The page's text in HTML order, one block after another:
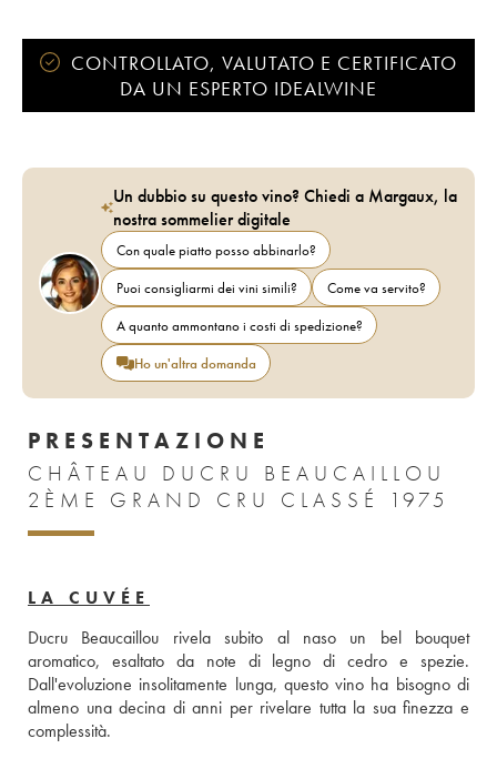
Proprietario: Famille Borie
CONTROLLATO, VALUTATO E CERTIFICATO
DA UN ESPERTO IDEALWINE
Un dubbio su questo vino? Chiedi a Margaux, la
nostra sommelier digitale
Con quale piatto posso abbinarlo?
Puoi consigliarmi dei vini simili?
Come va servito?
A quanto ammontano i costi di spedizione?
Ho un'altra domanda
PRESENTAZIONE
CHÂTEAU DUCRU BEAUCAILLOU
2ÈME GRAND CRU CLASSÉ 1975
LA CUVÉE
Ducru Beaucaillou rivela subito al naso un bel bouquet
aromatico, esaltato da note di legno di cedro e spezie.
Dall'evoluzione insolitamente lunga, questo vino ha bisogno di
almeno una decina di anni per rivelare tutta la sua finezza e
complessità.